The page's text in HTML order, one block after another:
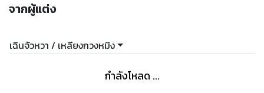
จากผู้แต่ง
เฉินจัวหวา / เหลียงกวงหมิง
กำลังโหลด ...